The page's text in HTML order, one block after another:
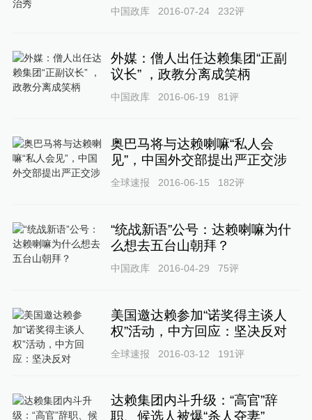
中国政库 2016-07-24 232评
外媒：僧人出任达赖集团“正副
议长” ，政教分离成笑柄
中国政库 2016-06-19 81评
奥巴马将与达赖喇嘛“私人会
见”，中国外交部提出严正交涉
全球速报 2016-06-15 182评
“统战新语”公号：达赖喇嘛为什
么想去五台山朝拜？
中国政库 2016-04-29 75评
美国邀达赖参加“诺奖得主谈人
权”活动，中方回应：坚决反对
全球速报 2016-03-12 191评
达赖集团内斗升级：“高官”辞
职、候选人被爆“杀人夺妻”